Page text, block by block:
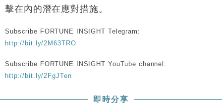
擊在內的潛在應對措施。
Subscribe FORTUNE INSIGHT Telegram:
http://bit.ly/2M63TRO
Subscribe FORTUNE INSIGHT YouTube channel:
http://bit.ly/2FgJTen
即時分享